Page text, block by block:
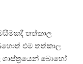
තත්කාල
එම තත්කාල
බොහෝ